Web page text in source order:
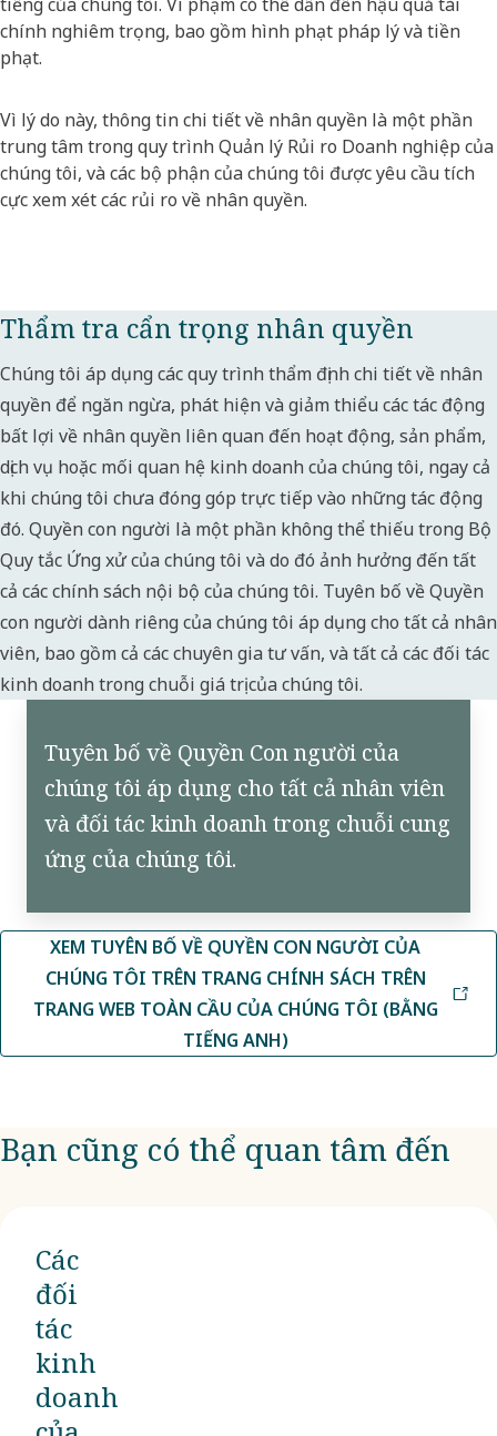
chính nghiêm trọng, bao gồm hình phạt pháp lý và tiền
phạt.
Vì lý do này, thông tin chi tiết về nhân quyền là một phần
trung tâm trong quy trình Quản lý Rủi ro Doanh nghiệp của
chúng tôi, và các bộ phận của chúng tôi được yêu cầu tích
cực xem xét các rủi ro về nhân quyền.
Thẩm tra cẩn trọng nhân quyền
Chúng tôi áp dụng các quy trình thẩm định chi tiết về nhân
quyền để ngăn ngừa, phát hiện và giảm thiểu các tác động
bất lợi về nhân quyền liên quan đến hoạt động, sản phẩm,
dịch vụ hoặc mối quan hệ kinh doanh của chúng tôi, ngay cả
khi chúng tôi chưa đóng góp trực tiếp vào những tác động
đó. Quyền con người là một phần không thể thiếu trong Bộ
Quy tắc Ứng xử của chúng tôi và do đó ảnh hưởng đến tất
cả các chính sách nội bộ của chúng tôi. Tuyên bố về Quyền
con người dành riêng của chúng tôi áp dụng cho tất cả nhân
viên, bao gồm cả các chuyên gia tư vấn, và tất cả các đối tác
kinh doanh trong chuỗi giá trị của chúng tôi.
Tuyên bố về Quyền Con người của
chúng tôi áp dụng cho tất cả nhân viên
và đối tác kinh doanh trong chuỗi cung
ứng của chúng tôi.
XEM TUYÊN BỐ VỀ QUYỀN CON NGƯỜI CỦA
CHÚNG TÔI TRÊN TRANG CHÍNH SÁCH TRÊN
TRANG WEB TOÀN CẦU CỦA CHÚNG TÔI (BẰNG
TIẾNG ANH)
Bạn cũng có thể quan tâm đến
Các
đối
tác
kinh
doanh